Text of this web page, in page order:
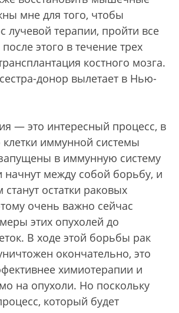
мне для того, чтобы
лучевой терапии, пройти все
этого в течение трех
костного мозга.
донор вылетает в Нью-
— это интересный процесс, в
клетки иммунной системы
в иммунную систему
начнут между собой борьбу, и
остатки раковых
очень важно сейчас
этих опухолей до
В ходе этой борьбы рак
окончательно, это
химиотерапии и
на опухоли. Но поскольку
который будет